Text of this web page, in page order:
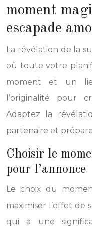
moment
escapade
La révélation de la
où toute votre
moment et un
l’originalité pour
Adaptez la
partenaire et
Choisir le
pour l’annonce
Le choix du
maximiser l’effet
qui a une